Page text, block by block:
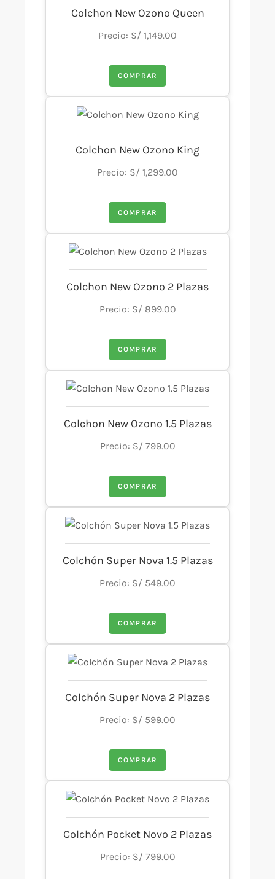
Colchon New Ozono Queen
Precio: S/ 1,149.00
COMPRAR
Colchon New Ozono King
Precio: S/ 1,299.00
COMPRAR
Colchon New Ozono 2 Plazas
Precio: S/ 899.00
COMPRAR
Colchon New Ozono 1.5 Plazas
Precio: S/ 799.00
COMPRAR
Colchón Super Nova 1.5 Plazas
Precio: S/ 549.00
COMPRAR
Colchón Super Nova 2 Plazas
Precio: S/ 599.00
COMPRAR
Colchón Pocket Novo 2 Plazas
Precio: S/ 799.00